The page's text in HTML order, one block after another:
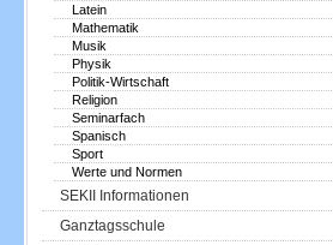
Latein
Mathematik
Musik
Physik
Politik-Wirtschaft
Religion
Seminarfach
Spanisch
Sport
Werte und Normen
SEKII Informationen
Ganztagsschule